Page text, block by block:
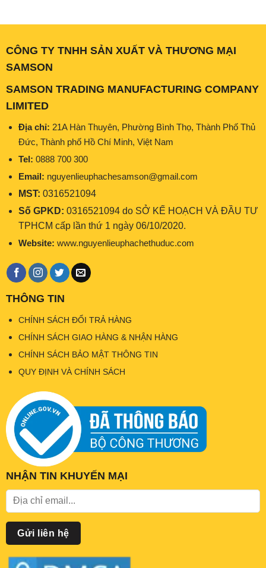
CÔNG TY TNHH SẢN XUẤT VÀ THƯƠNG MẠI
SAMSON
SAMSON TRADING MANUFACTURING COMPANY
LIMITED
Địa chỉ: 21A Hàn Thuyên, Phường Bình Thọ, Thành Phố Thủ
Đức, Thành phố Hồ Chí Minh, Việt Nam
Tel: 0888 700 300
Email: nguyenlieuphachesamson@gmail.com
MST: 0316521094
Số GPKD: 0316521094 do SỞ KẾ HOẠCH VÀ ĐẦU TƯ
TPHCM cấp lần thứ 1 ngày 06/10/2020.
Website: www.nguyenlieuphachethuduc.com
THÔNG TIN
CHÍNH SÁCH ĐỔI TRẢ HÀNG
CHÍNH SÁCH GIAO HÀNG & NHẬN HÀNG
CHÍNH SÁCH BẢO MẬT THÔNG TIN
QUY ĐỊNH VÀ CHÍNH SÁCH
NHẬN TIN KHUYẾN MẠI